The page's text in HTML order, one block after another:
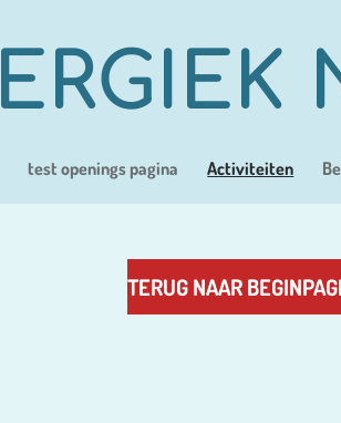
test openings pagina Activiteiten
TERUG NAAR